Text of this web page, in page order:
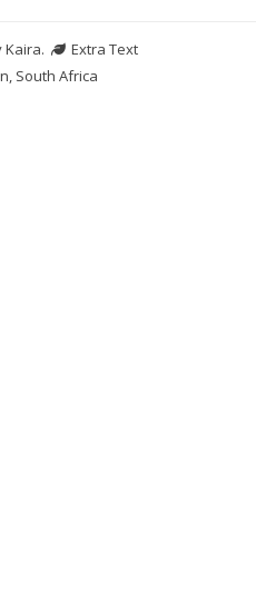
Kaira.
Extra Text
South Africa